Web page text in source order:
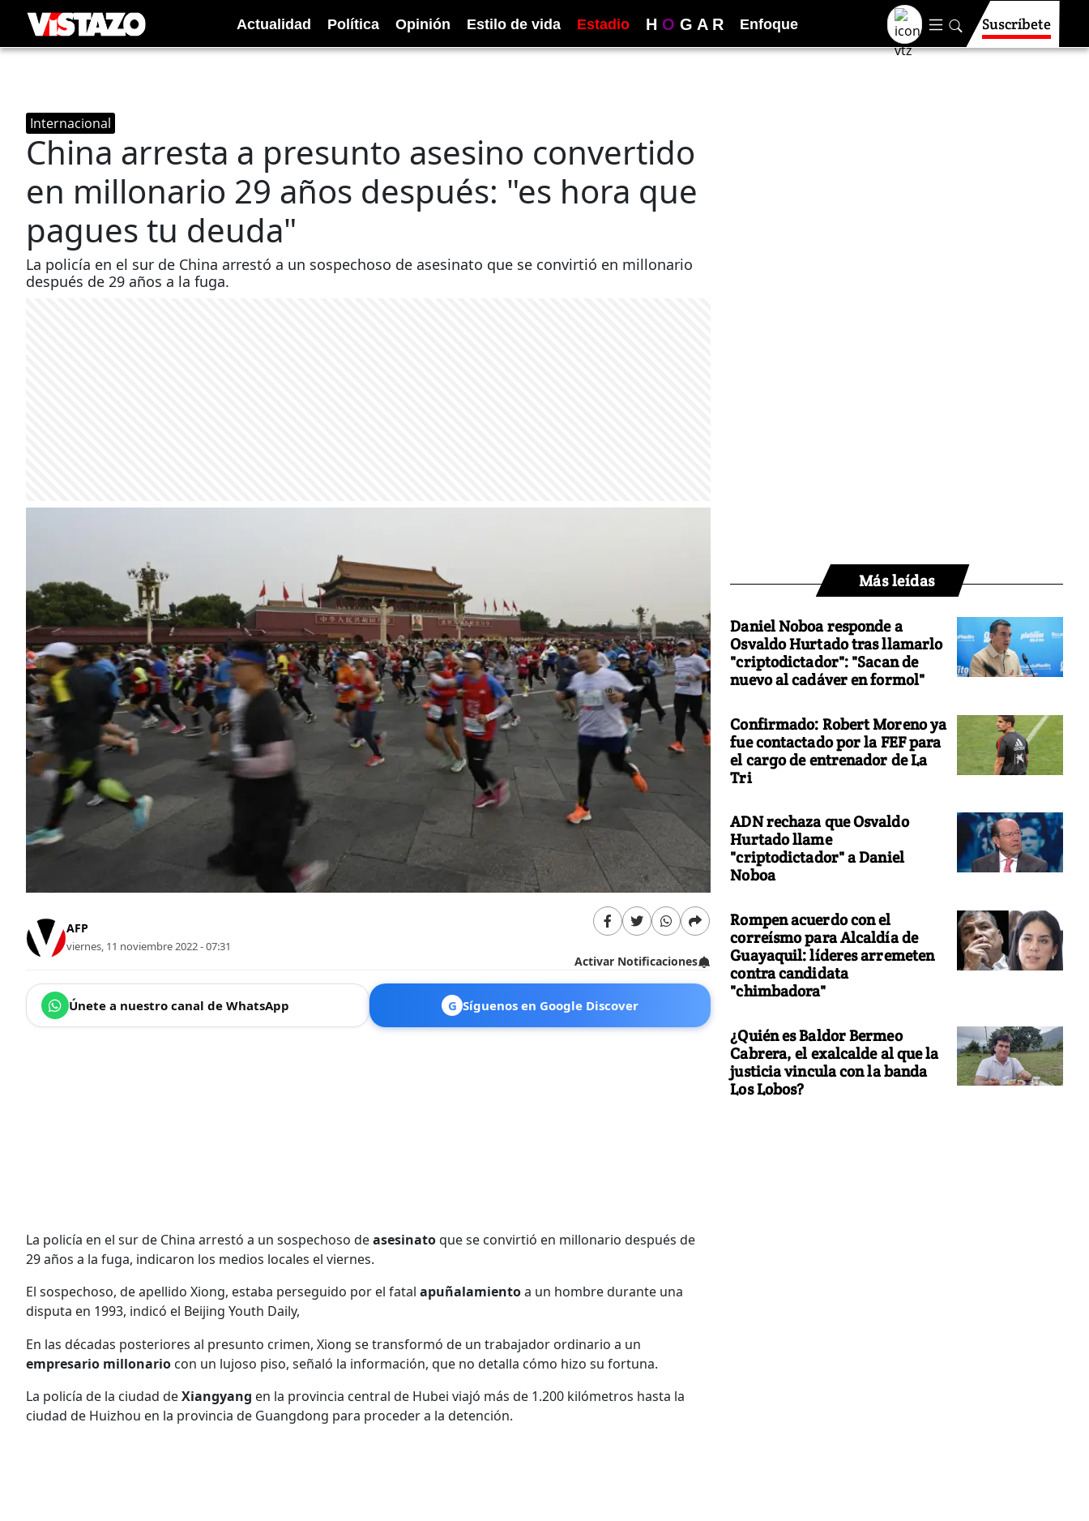
Actualidad Política Opinión Estilo de vida Estadio H O G A R Enfoque Suscríbete
Internacional
China arresta a presunto asesino convertido
en millonario 29 años después: "es hora que
pagues tu deuda"
La policía en el sur de China arrestó a un sospechoso de asesinato que se convirtió en millonario
después de 29 años a la fuga.
AFP
viernes, 11 noviembre 2022 - 07:31
Activar Notificaciones
Únete a nuestro canal de WhatsApp G Síguenos en Google Discover
La policía en el sur de China arrestó a un sospechoso deasesinatoque se convirtió en millonario después de
29 años a la fuga, indicaron los medios locales el viernes.
El sospechoso, de apellido Xiong, estaba perseguido por el fatal apuñalamientoa un hombre durante una
disputa en 1993, indicó el Beijing Youth Daily,
En las décadas posteriores al presunto crimen, Xiong se transformó de un trabajador ordinario a un
empresario millonario con un lujoso piso, señaló la información, que no detalla cómo hizo su fortuna.
La policía de la ciudad deXiangyang en la provincia central de Hubei viajó más de 1.200 kilómetros hasta la
ciudad de Huizhou en la provincia de Guangdong para proceder a la detención.
Más leídas
Daniel Noboa responde a
Osvaldo Hurtado tras llamarlo
"criptodictador": "Sacan de
nuevo al cadáver en formol"
Confirmado: Robert Moreno ya
fue contactado por la FEF para
el cargo de entrenador de La
Tri
ADN rechaza que Osvaldo
Hurtado llame
"criptodictador" a Daniel
Noboa
Rompen acuerdo con el
correísmo para Alcaldía de
Guayaquil: líderes arremeten
contra candidata
"chimbadora"
¿Quién es Baldor Bermeo
Cabrera, el exalcalde al que la
justicia vincula con la banda
Los Lobos?